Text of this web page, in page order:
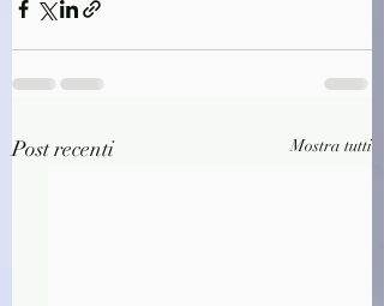
Post recenti Mostra tutti